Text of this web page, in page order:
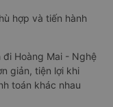
hợp và tiến hành
Hoàng Mai - Nghệ
giản, tiện lợi khi
toán khác nhau